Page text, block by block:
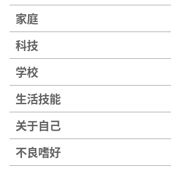
家庭
科技
学校
生活技能
关于自己
不良嗜好